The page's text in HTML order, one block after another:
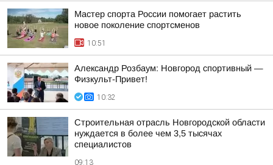
Мастер спорта России помогает растить
новое поколение спортсменов
10:51
Александр Розбаум: Новгород спортивный —
Физкульт-Привет!
10:32
Строительная отрасль Новгородской области
нуждается в более чем 3,5 тысячах
специалистов
09:13